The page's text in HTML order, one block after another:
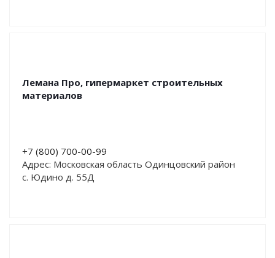
Лемана Про, гипермаркет строительных
материалов
+7 (800) 700-00-99
Адрес: Московская область Одинцовский район
с. Юдино д. 55Д